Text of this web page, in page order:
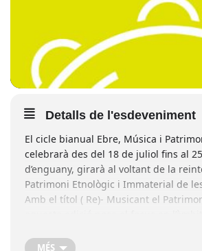
Detalls de l'esdeveniment
El cicle bianual Ebre, Música i
celebrarà des del 18 de juliol fins al
d’enguany, girarà al voltant de la
Patrimoni Etnològic i Immaterial de
Amb el títol ( Re)- Musicant el
generarà setze viatges etno-musicals
MÉS